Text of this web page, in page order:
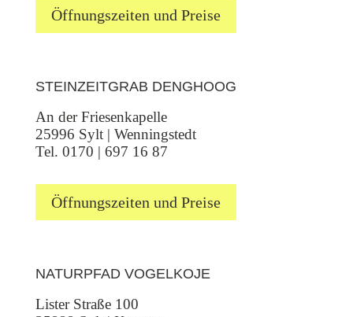
Öffnungszeiten und Preise
STEINZEITGRAB DENGHOOG
An der Friesenkapelle
25996 Sylt | Wenningstedt
Tel. 0170 | 697 16 87
Öffnungszeiten und Preise
NATURPFAD VOGELKOJE
Lister Straße 100